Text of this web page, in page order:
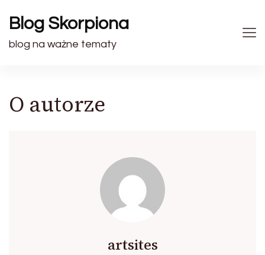
Blog Skorpiona
blog na ważne tematy
O autorze
artsites